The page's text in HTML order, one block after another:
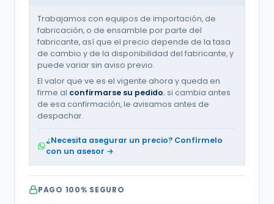
Trabajamos con equipos de importación, de
fabricación, o de ensamble por parte del
fabricante, así que el precio depende de la tasa
de cambio y de la disponibilidad del fabricante, y
puede variar sin aviso previo.
El valor que ve es el vigente ahora y queda en
firme al confirmarse su pedido; si cambia antes
de esa confirmación, le avisamos antes de
despachar.
¿Necesita asegurar un precio? Confírmelo
con un asesor →
PAGO 100% SEGURO